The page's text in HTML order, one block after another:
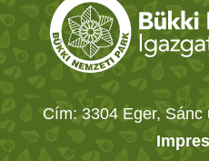
Cím: 3304 Eger, Sánc